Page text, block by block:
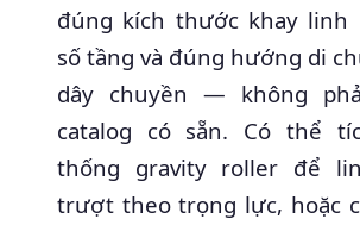
đúng kích thước khay linh
số tầng và đúng hướng di
dây chuyền — không
catalog có sẵn. Có thể
thống gravity roller để
trượt theo trọng lực, hoặc